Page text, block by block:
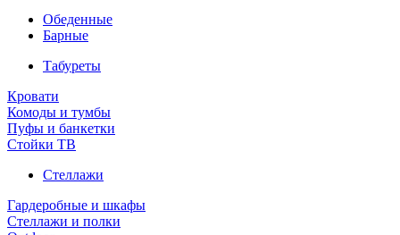
Обеденные
Барные
Табуреты
Кровати
Комоды и тумбы
Пуфы и банкетки
Стойки ТВ
Стеллажи
Гардеробные и шкафы
Стеллажи и полки